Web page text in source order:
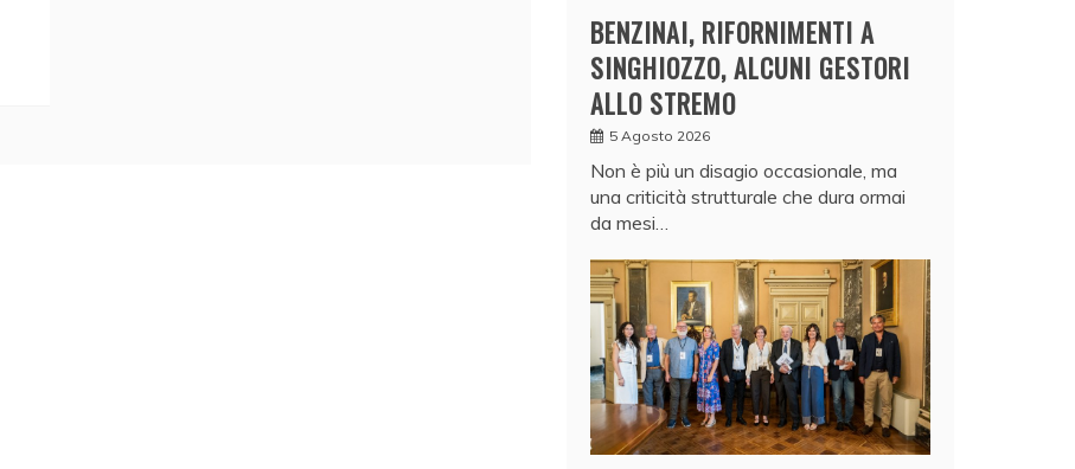
BENZINAI, RIFORNIMENTI A
SINGHIOZZO, ALCUNI GESTORI
ALLO STREMO
5 Agosto 2026
Non è più un disagio occasionale, ma
una criticità strutturale che dura ormai
da mesi…